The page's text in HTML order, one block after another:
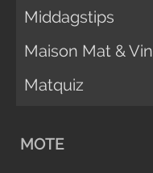
Middagstips
Maison Mat & Vin
Matquiz
MOTE